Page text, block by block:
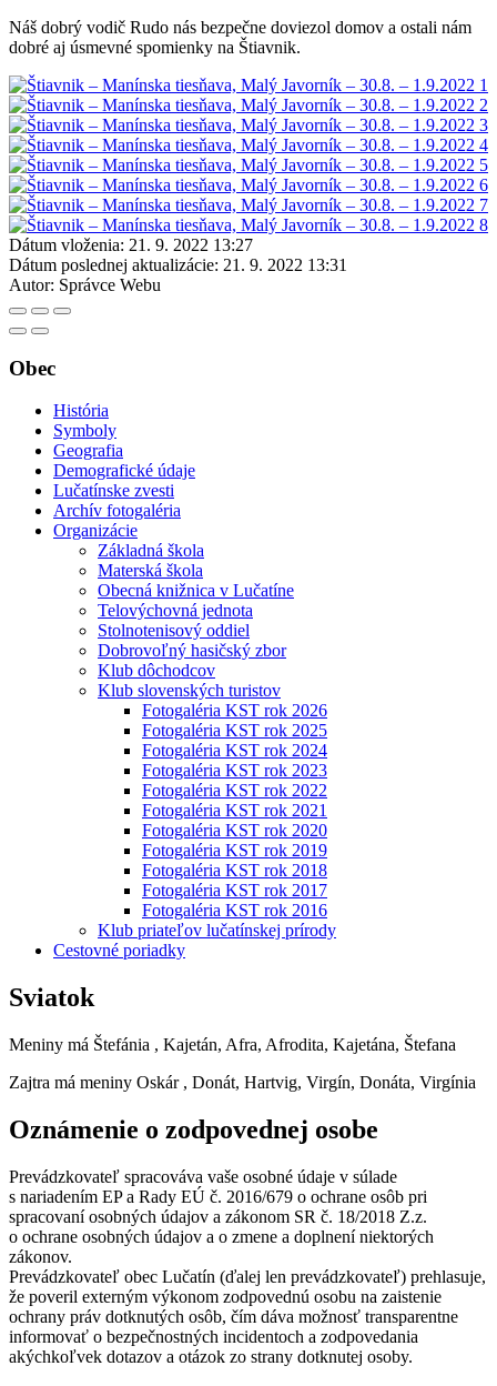
Náš dobrý vodič Rudo nás bezpečne doviezol domov a ostali nám
dobré aj úsmevné spomienky na Štiavnik.
Dátum vloženia: 21. 9. 2022 13:27
Dátum poslednej aktualizácie: 21. 9. 2022 13:31
Autor: Správce Webu
Obec
História
Symboly
Geografia
Demografické údaje
Lučatínske zvesti
Archív fotogaléria
Organizácie
Základná škola
Materská škola
Obecná knižnica v Lučatíne
Telovýchovná jednota
Stolnotenisový oddiel
Dobrovoľný hasičský zbor
Klub dôchodcov
Klub slovenských turistov
Fotogaléria KST rok 2026
Fotogaléria KST rok 2025
Fotogaléria KST rok 2024
Fotogaléria KST rok 2023
Fotogaléria KST rok 2022
Fotogaléria KST rok 2021
Fotogaléria KST rok 2020
Fotogaléria KST rok 2019
Fotogaléria KST rok 2018
Fotogaléria KST rok 2017
Fotogaléria KST rok 2016
Klub priateľov lučatínskej prírody
Cestovné poriadky
Sviatok
Meniny má Štefánia , Kajetán, Afra, Afrodita, Kajetána, Štefana
Zajtra má meniny Oskár , Donát, Hartvig, Virgín, Donáta, Virgínia
Oznámenie o zodpovednej osobe
Prevádzkovateľ spracováva vaše osobné údaje v súlade
s nariadením EP a Rady EÚ č. 2016/679 o ochrane osôb pri
spracovaní osobných údajov a zákonom SR č. 18/2018 Z.z.
o ochrane osobných údajov a o zmene a doplnení niektorých
zákonov.
Prevádzkovateľ obec Lučatín (ďalej len prevádzkovateľ) prehlasuje,
že poveril externým výkonom zodpovednú osobu na zaistenie
ochrany práv dotknutých osôb, čím dáva možnosť transparentne
informovať o bezpečnostných incidentoch a zodpovedania
akýchkoľvek dotazov a otázok zo strany dotknutej osoby.